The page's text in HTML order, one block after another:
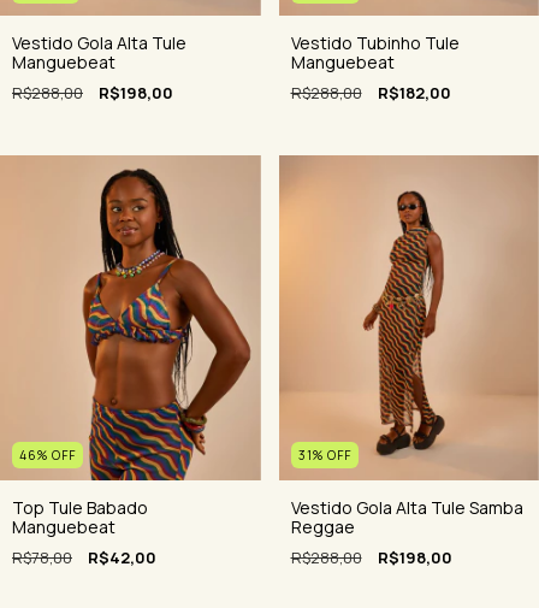
Vestido Gola Alta Tule
Manguebeat
R$288,00 R$198,00
Vestido Tubinho Tule
Manguebeat
R$288,00 R$182,00
46% OFF
Top Tule Babado
Manguebeat
R$78,00 R$42,00
31% OFF
Vestido Gola Alta Tule Samba
Reggae
R$288,00 R$198,00